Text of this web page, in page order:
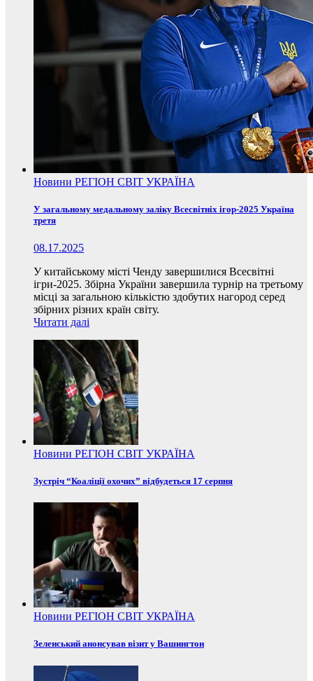
Новини РЕГІОН СВІТ УКРАЇНА
У загальному медальному заліку Всесвітніх ігор-2025 Україна
третя
08.17.2025
У китайському місті Ченду завершилися Всесвітні
ігри-2025. Збірна України завершила турнір на третьому
місці за загальною кількістю здобутих нагород серед
збірних різних країн світу.
Читати далі
Новини РЕГІОН СВІТ УКРАЇНА
Зустріч “Коаліції охочих” відбудеться 17 серпня
Новини РЕГІОН СВІТ УКРАЇНА
Зеленський анонсував візит у Вашингтон